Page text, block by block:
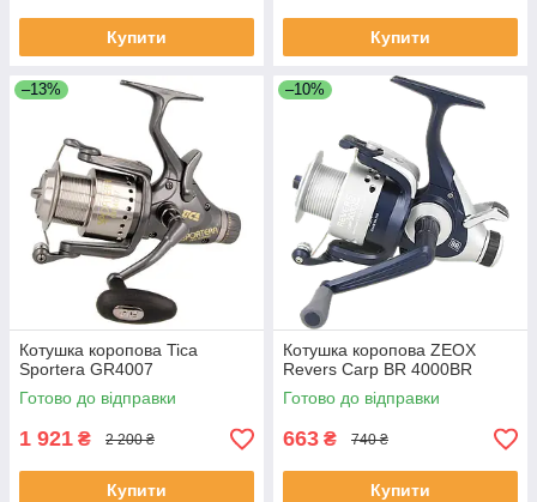
Купити Купити
–13%
Котушка коропова Tica
Sportera GR4007
Готово до відправки
1 921 ₴ 2 200 ₴
Купити
–10%
Котушка коропова ZEOX
Revers Carp BR 4000BR
Готово до відправки
663 ₴ 740 ₴
Купити